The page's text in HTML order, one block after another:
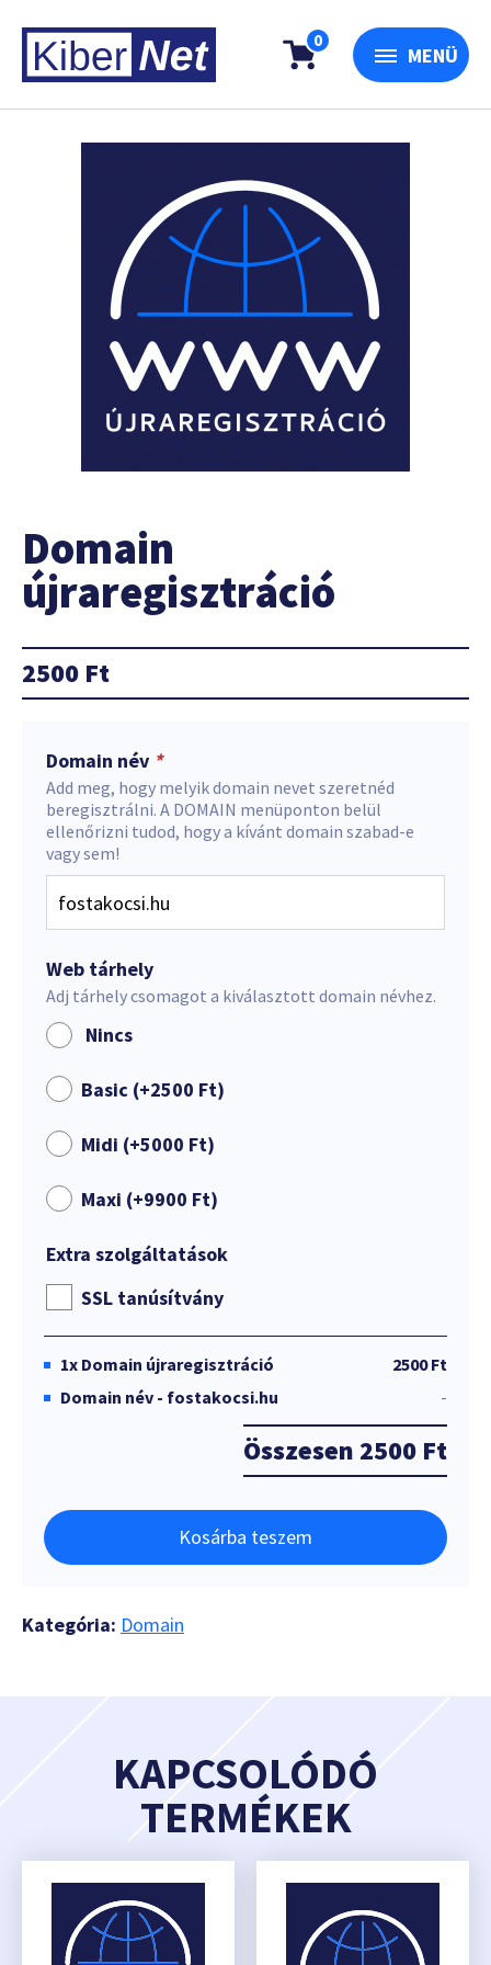
0
MENÜ
Domain
újraregisztráció
2500 Ft
Domain név *
Add meg, hogy melyik domain nevet szeretnéd
beregisztrálni. A DOMAIN menüponton belül
ellenőrizni tudod, hogy a kívánt domain szabad-e
vagy sem!
Web tárhely
Adj tárhely csomagot a kiválasztott domain névhez.
Nincs
Basic (+2500 Ft)
Midi (+5000 Ft)
Maxi (+9900 Ft)
Extra szolgáltatások
SSL tanúsítvány
1x Domain újraregisztráció
2500 Ft
Domain név - fostakocsi.hu
-
Összesen 2500 Ft
Kosárba teszem
Kategória: Domain
KAPCSOLÓDÓ
TERMÉKEK